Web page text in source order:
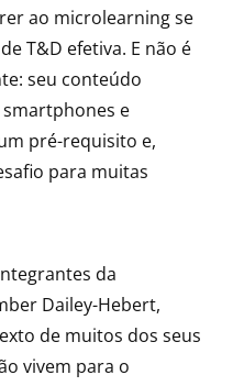
ao microlearning se
T&D efetiva. E não é
seu conteúdo
e
pré-requisito e,
para muitas
da
Dailey-Hebert,
de muitos dos seus
vivem para o